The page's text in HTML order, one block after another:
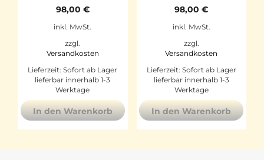
98,00 €
inkl. MwSt.
zzgl.
Versandkosten
Lieferzeit:Sofort ab Lager
lieferbar innerhalb 1-3
Werktage
In den Warenkorb
98,00€
inkl. MwSt.
zzgl.
Versandkosten
Lieferzeit: Sofort ab Lager
lieferbar innerhalb 1-3
Werktage
In den Warenkorb